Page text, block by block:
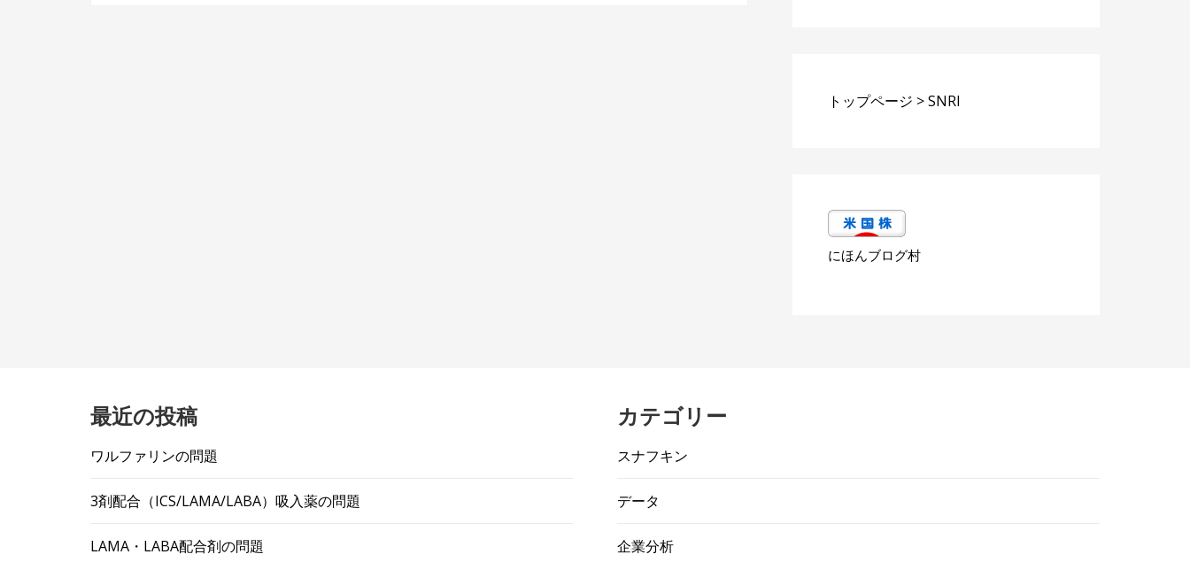
トップページ >SNRI
にほんブログ村
最近の投稿
ワルファリンの問題
3剤配合（ICS/LAMA/LABA）吸入薬の問題
LAMA・LABA配合剤の問題
カテゴリー
スナフキン
データ
企業分析